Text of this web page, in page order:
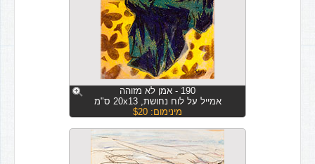
190 - אמן לא מזוהה
אמייל על לוח נחושת, 20x13 ס"מ
מינימום: $20